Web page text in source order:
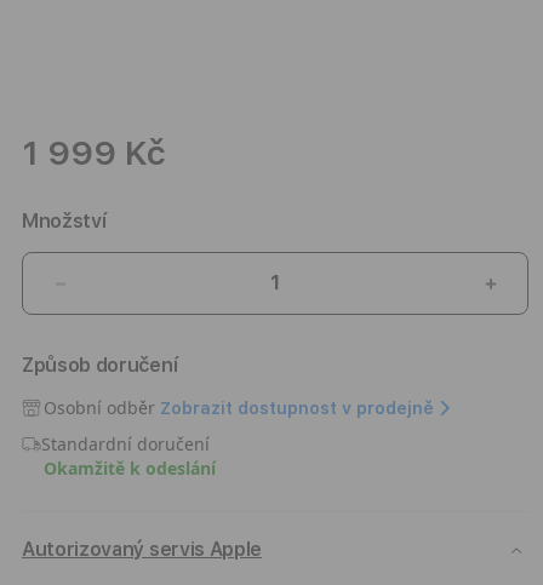
1 999 Kč
Množství
množství
Kryt
pro
iPhone
17
Pro
Slim
Slim
Způsob doručení
Osobní odběr Zobrazit dostupnost v prodejně
Standardní doručení
Okamžitě k odeslání
Autorizovaný servis Apple